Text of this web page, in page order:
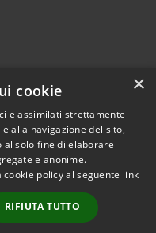
© 2026 • Comune di
Cerreto Guidi • Powered by
Municipium
Accesso
redazione
×
cookie
e assimilati strettamente
alla navigazione del sito,
al solo fine di elaborare
e anonime.
policy al seguente link
RIFIUTA TUTTO